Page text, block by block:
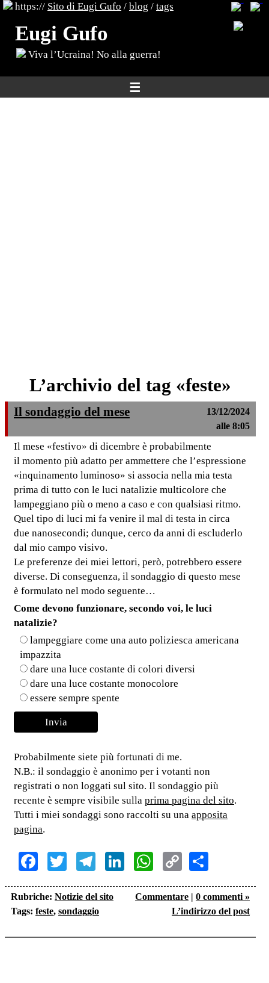
https:// Sito di Eugi Gufo / blog / tags
Eugi Gufo
Viva l’Ucraina! No alla guerra!
☰
L’archivio del tag «feste»
Il sondaggio del mese
13/12/2024
alle 8:05
Il mese «festivo» di dicembre è probabilmente
il momento più adatto per ammettere che l’espressione
«inquinamento luminoso» si associa nella mia testa
prima di tutto con le luci natalizie multicolore che
lampeggiano più o meno a caso e con qualsiasi ritmo.
Quel tipo di luci mi fa venire il mal di testa in circa
due nanosecondi; dunque, cerco da anni di escluderlo
dal mio campo visivo.
Le preferenze dei miei lettori, però, potrebbero essere
diverse. Di conseguenza, il sondaggio di questo mese
è formulato nel modo seguente…
Come devono funzionare, secondo voi, le luci
natalizie?
lampeggiare come una auto poliziesca americana
impazzita
dare una luce costante di colori diversi
dare una luce costante monocolore
essere sempre spente
Probabilmente siete più fortunati di me.
N.B.: il sondaggio è anonimo per i votanti non
registrati o non loggati sul sito. Il sondaggio più
recente è sempre visibile sulla prima pagina del sito.
Tutti i miei sondaggi sono raccolti su una apposita
pagina.
Facebook
TwitterTelegram
LinkedInWhatsApp
Copy
Link
Rubriche: Notizie del sito
Tags: feste, sondaggio
Commentare | 0 commenti »
L’indirizzo del post